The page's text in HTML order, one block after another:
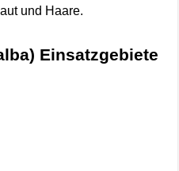
und Haare.
Einsatzgebiete